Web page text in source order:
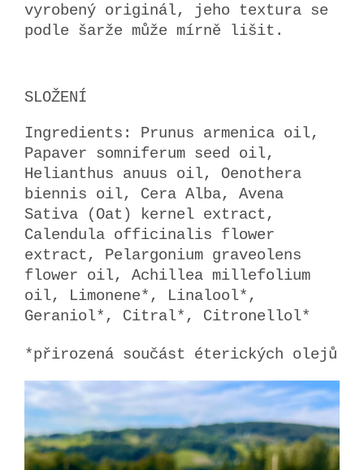
vyrobený originál, jeho textura se
podle šarže může mírně lišit.
SLOŽENÍ
Ingredients: Prunus armenica oil,
Papaver somniferum seed oil,
Helianthus anuus oil, Oenothera
biennis oil, Cera Alba, Avena
Sativa (Oat) kernel extract,
Calendula officinalis flower
extract, Pelargonium graveolens
flower oil, Achillea millefolium
oil, Limonene*, Linalool*,
Geraniol*, Citral*, Citronellol*
*přirozená součást éterických olejů